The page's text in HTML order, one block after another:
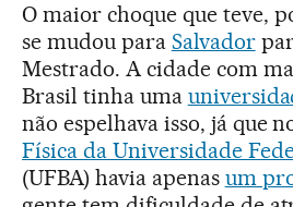
O maior choque que teve,
se mudou para Salvador
Mestrado. A cidade com
Brasil tinha uma
não espelhava isso, já que
Física da Universidade
(UFBA) havia apenas um